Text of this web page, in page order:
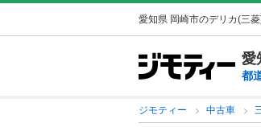
愛知県 岡崎市のデリカ(三
愛
都
ジモティー 中古車